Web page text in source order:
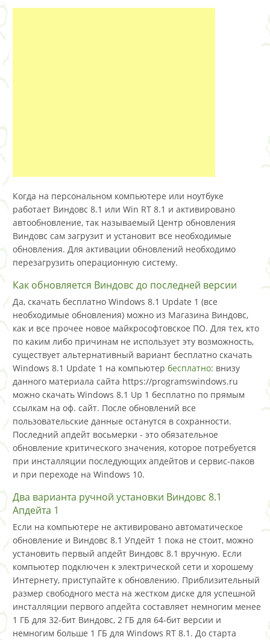
Когда на персональном компьютере или ноутбуке
работает Виндовс 8.1 или Win RT 8.1 и активировано
автообновление, так называемый Центр обновления
Виндовс сам загрузит и установит все необходимые
обновления. Для активации обновлений необходимо
перезагрузить операционную систему.
Как обновляется Виндовс до последней версии
Да, скачать бесплатно Windows 8.1 Update 1 (все
необходимые обновления) можно из Магазина Виндовс,
как и все прочее новое майкрософтовское ПО. Для тех, кто
по каким либо причинам не использует эту возможность,
существует альтернативный вариант бесплатно скачать
Windows 8.1 Update 1 на компьютер бесплатно: внизу
данного материала сайта https://programswindows.ru
можно скачать Windows 8.1 Up 1 бесплатно по прямым
ссылкам на оф. сайт. После обновлений все
пользовательские данные останутся в сохранности.
Последний апдейт восьмерки - это обязательное
обновление критического значения, которое потребуется
при инсталляции последующих апдейтов и сервис-паков
и при переходе на Windows 10.
Два варианта ручной установки Виндовс 8.1
Апдейта 1
Если на компьютере не активировано автоматическое
обновление и Виндовс 8.1 Упдейт 1 пока не стоит, можно
установить первый апдейт Виндовс 8.1 вручную. Если
компьютер подключен к электрической сети и хорошему
Интернету, приступайте к обновлению. Приблизительный
размер свободного места на жестком диске для успешной
инсталляции первого апдейта составляет немногим менее
1 ГБ для 32-бит Виндовс, 2 ГБ для 64-бит версии и
немногим больше 1 ГБ для Windows RT 8.1. До старта